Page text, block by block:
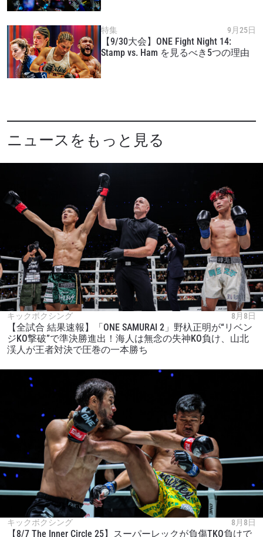
特集 9月25日
【9/30大会】ONE Fight Night 14:
Stamp vs. Ham を見るべき5つの理由
ニュースをもっと見る
キックボクシング 8月8日
【全試合 結果速報】「ONE SAMURAI 2」野杁正明が“リベン
ジKO撃破”で準決勝進出！海人は無念の失神KO負け、山北
渓人が王者対決で圧巻の一本勝ち
キックボクシング 8月8日
【8/7 The Inner Circle 25】スーパーレックが負傷TKO負けで